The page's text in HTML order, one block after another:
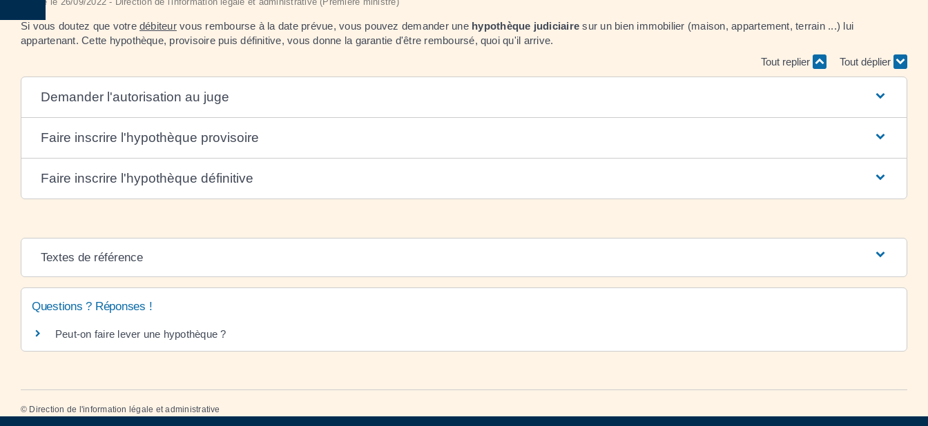
Si vous doutez que votredébiteurvous rembourse à la date prévue, vous pouvez demander une hypothèque judiciaire sur un bien immobilier (maison, appartement, terrain ...) lui
appartenant. Cette hypothèque, provisoire puis définitive, vous donne la garantie d'être remboursé, quoi qu'il arrive.
Tout replier
Tout déplier
Demander l'autorisation au juge
Faire inscrire l'hypothèque provisoire
Faire inscrire l'hypothèque définitive
Textes de référence
Questions ? Réponses !
Peut-on faire lever une hypothèque ?
© Direction de l'information légale et administrative